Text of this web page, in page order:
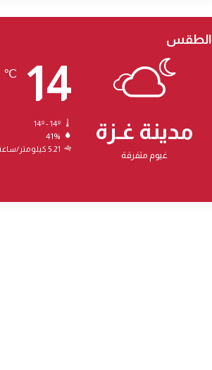
الطقس
مدينة غـزة
غيوم متفرقة
14
℃
41%
5.21 كيلومتر/ساعة